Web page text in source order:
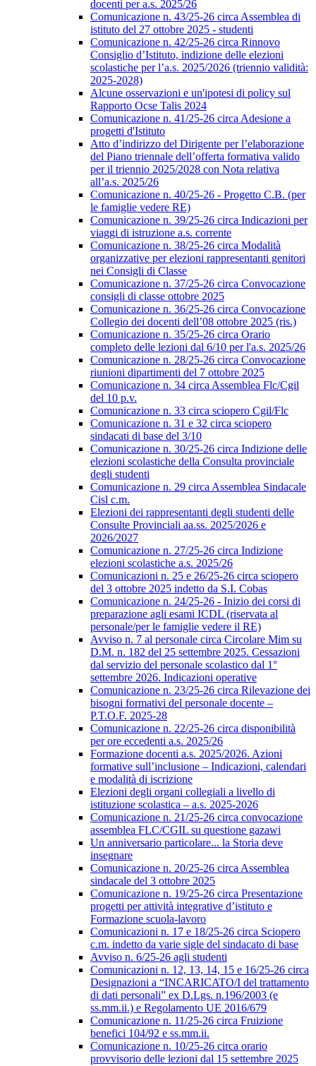
docenti per a.s. 2025/26
Comunicazione n. 43/25-26 circa Assemblea di
istituto del 27 ottobre 2025 - studenti
Comunicazione n. 42/25-26 circa Rinnovo
Consiglio d’Istituto, indizione delle elezioni
scolastiche per l’a.s. 2025/2026 (triennio validità:
2025-2028)
Alcune osservazioni e un'ipotesi di policy sul
Rapporto Ocse Talis 2024
Comunicazione n. 41/25-26 circa Adesione a
progetti d'Istituto
Atto d’indirizzo del Dirigente per l’elaborazione
del Piano triennale dell’offerta formativa valido
per il triennio 2025/2028 con Nota relativa
all’a.s. 2025/26
Comunicazione n. 40/25-26 - Progetto C.B. (per
le famiglie vedere RE)
Comunicazione n. 39/25-26 circa Indicazioni per
viaggi di istruzione a.s. corrente
Comunicazione n. 38/25-26 circa Modalità
organizzative per elezioni rappresentanti genitori
nei Consigli di Classe
Comunicazione n. 37/25-26 circa Convocazione
consigli di classe ottobre 2025
Comunicazione n. 36/25-26 circa Convocazione
Collegio dei docenti dell’08 ottobre 2025 (ris.)
Comunicazione n. 35/25-26 circa Orario
completo delle lezioni dal 6/10 per l'a.s. 2025/26
Comunicazione n. 28/25-26 circa Convocazione
riunioni dipartimenti del 7 ottobre 2025
Comunicazione n. 34 circa Assemblea Flc/Cgil
del 10 p.v.
Comunicazione n. 33 circa sciopero Cgil/Flc
Comunicazione n. 31 e 32 circa sciopero
sindacati di base del 3/10
Comunicazione n. 30/25-26 circa Indizione delle
elezioni scolastiche della Consulta provinciale
degli studenti
Comunicazione n. 29 circa Assemblea Sindacale
Cisl c.m.
Elezioni dei rappresentanti degli studenti delle
Consulte Provinciali aa.ss. 2025/2026 e
2026/2027
Comunicazione n. 27/25-26 circa Indizione
elezioni scolastiche a.s. 2025/26
Comunicazioni n. 25 e 26/25-26 circa sciopero
del 3 ottobre 2025 indetto da S.I. Cobas
Comunicazione n. 24/25-26 - Inizio dei corsi di
preparazione agli esami ICDL (riservata al
personale/per le famiglie vedere il RE)
Avviso n. 7 al personale circa Circolare Mim su
D.M. n. 182 del 25 settembre 2025. Cessazioni
dal servizio del personale scolastico dal 1°
settembre 2026. Indicazioni operative
Comunicazione n. 23/25-26 circa Rilevazione dei
bisogni formativi del personale docente –
P.T.O.F. 2025-28
Comunicazione n. 22/25-26 circa disponibilità
per ore eccedenti a.s. 2025/26
Formazione docenti a.s. 2025/2026. Azioni
formative sull’inclusione – Indicazioni, calendari
e modalità di iscrizione
Elezioni degli organi collegiali a livello di
istituzione scolastica – a.s. 2025-2026
Comunicazione n. 21/25-26 circa convocazione
assemblea FLC/CGIL su questione gazawi
Un anniversario particolare... la Storia deve
insegnare
Comunicazione n. 20/25-26 circa Assemblea
sindacale del 3 ottobre 2025
Comunicazione n. 19/25-26 circa Presentazione
progetti per attività integrative d’istituto e
Formazione scuola-lavoro
Comunicazioni n. 17 e 18/25-26 circa Sciopero
c.m. indetto da varie sigle del sindacato di base
Avviso n. 6/25-26 agli studenti
Comunicazioni n. 12, 13, 14, 15 e 16/25-26 circa
Designazioni a “INCARICATO/I del trattamento
di dati personali” ex D.Lgs. n.196/2003 (e
ss.mm.ii.) e Regolamento UE 2016/679
Comunicazione n. 11/25-26 circa Fruizione
benefici 104/92 e ss.mm.ii.
Comunicazione n. 10/25-26 circa orario
provvisorio delle lezioni dal 15 settembre 2025